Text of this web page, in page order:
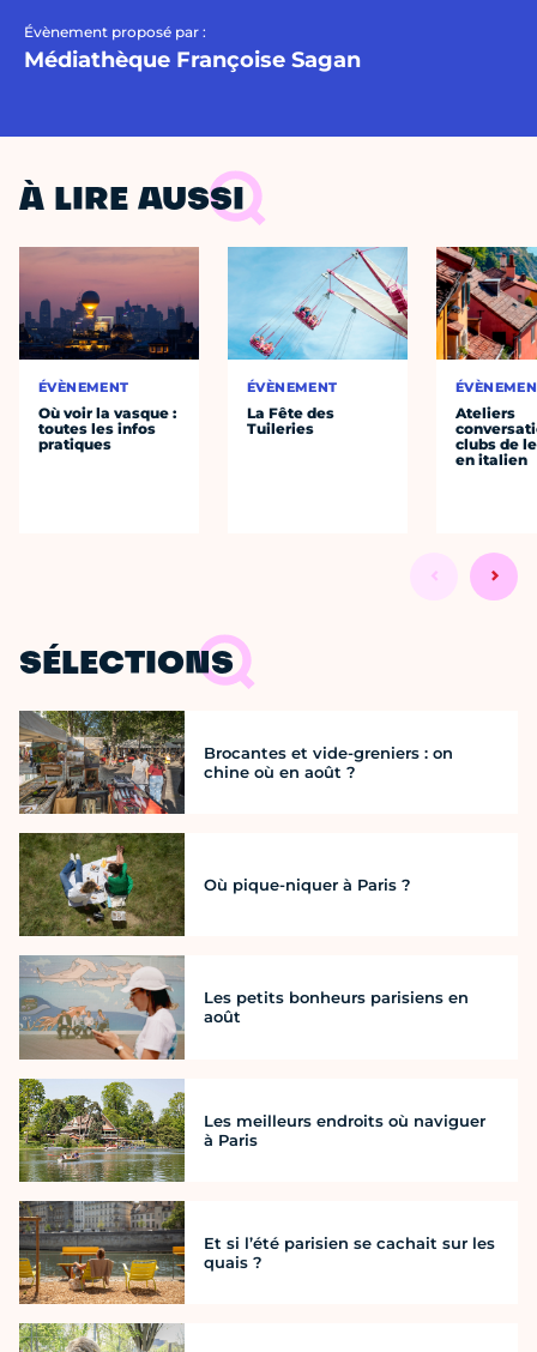
Évènement proposé par :
Médiathèque Françoise Sagan
À LIRE AUSSI
ÉVÈNEMENT
Où voir la vasque :
toutes les infos
pratiques
ÉVÈNEMENT
La Fête des
Tuileries
Ateliers
clubs de
en italien
SÉLECTIONS
Brocantes et vide-greniers : on
chine où en août ?
Où pique-niquer à Paris ?
Les petits bonheurs parisiens en
août
Les meilleurs endroits où naviguer
à Paris
Et si l’été parisien se cachait sur les
quais ?